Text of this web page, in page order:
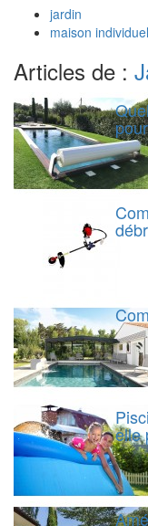
jardin
maison
Articles de :
elle